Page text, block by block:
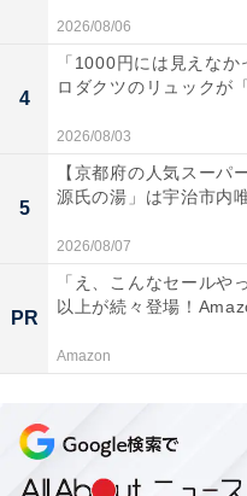
2：戸愚呂兄
「肩に乗ってるのが滑稽
に乗ってる姿がなんか
ど、ごつい戸愚呂弟の
戸愚呂兄。
さらに、「強い弟に対し
2026/08/06
4
「1000円には見えな
ロダクツのリュックが
2026/08/03
5
【京都府の人気スーパ
源氏の湯」は宇治市内
2026/08/07
PR
「え、こんなセールや
以上が続々登場！
Amazon